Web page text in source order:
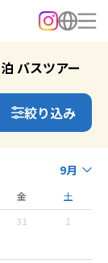
バスツアー
絞り込み
9月
金
土
31 1